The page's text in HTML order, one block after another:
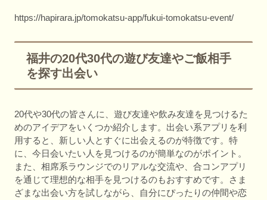
https://hapirara.jp/tomokatsu-app/fukui-tomokatsu-event/
福井の20代30代の遊び友達やご飯相手
を探す出会い
20代や30代の皆さんに、遊び友達や飲み友達を見つけるた
めのアイデアをいくつか紹介します。出会い系アプリを利
用すると、新しい人とすぐに出会えるのが特徴です。特
に、今日会いたい人を見つけるのが簡単なのがポイント。
また、相席系ラウンジでのリアルな交流や、合コンアプリ
を通じて理想的な相手を見つけるのもおすすめです。さま
ざまな出会い方を試しながら、自分にぴったりの仲間や恋